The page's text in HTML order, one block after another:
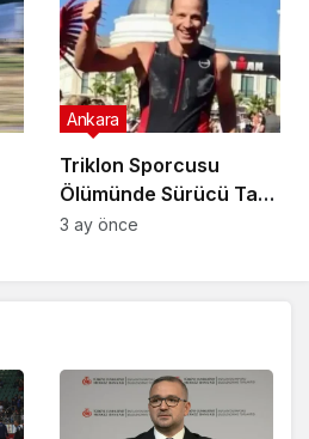
Triklon Sporcusu
Ölümünde Sürücü Tam
Kusurlu!
Ankara
3 ay önce